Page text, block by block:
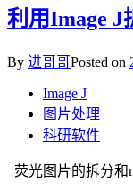
利用Image J
By 进哥哥Posted on
Image J
图片处理
科研软件
荧光图片的拆分